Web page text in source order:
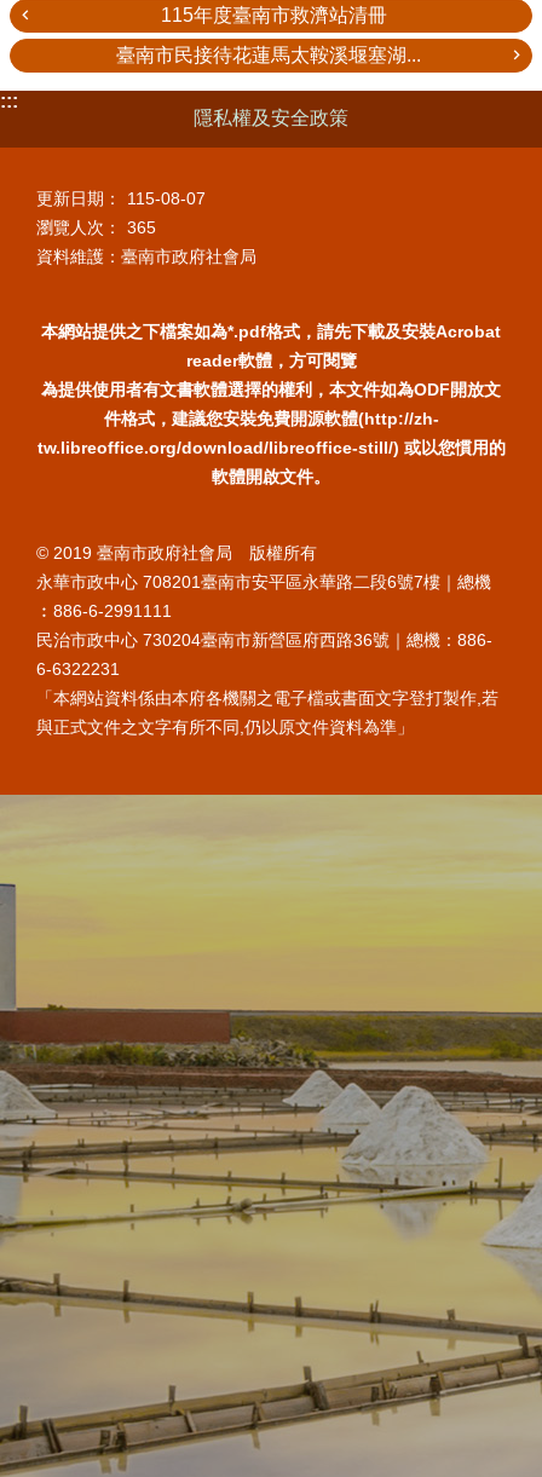
115年度臺南市救濟站清冊
臺南市民接待花蓮馬太鞍溪堰塞湖...
:::
隱私權及安全政策
更新日期：
115-08-07
瀏覽人次：
365
資料維護：臺南市政府社會局
本網站提供之下檔案如為*.pdf格式，請先下載及安裝Acrobat
reader軟體，方可閱覽
為提供使用者有文書軟體選擇的權利，本文件如為ODF開放文
件格式，建議您安裝免費開源軟體(http://zh-
tw.libreoffice.org/download/libreoffice-still/) 或以您慣用的
軟體開啟文件。
© 2019 臺南市政府社會局 版權所有
永華市政中心 708201臺南市安平區永華路二段6號7樓｜總機
︰886-6-2991111
民治市政中心 730204臺南市新營區府西路36號｜總機：886-
6-6322231
「本網站資料係由本府各機關之電子檔或書面文字登打製作,若
與正式文件之文字有所不同,仍以原文件資料為準」